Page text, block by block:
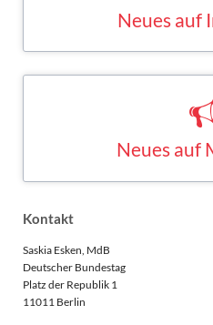
Kontakt
Saskia Esken, MdB
Deutscher Bundestag
Platz der Republik 1
11011 Berlin